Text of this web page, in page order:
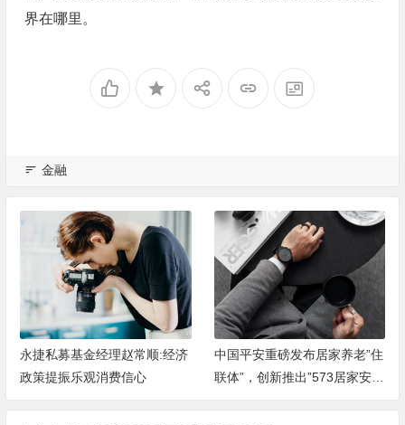
界在哪里。
金融
永捷私募基金经理赵常顺:经济
政策提振乐观消费信心
中国平安重磅发布居家养老”住
联体”，创新推出”573居家安全
改造服务”